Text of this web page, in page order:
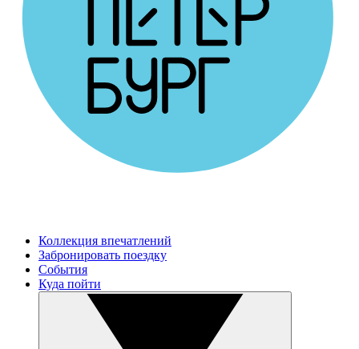
Коллекция впечатлений
Забронировать поездку
События
Куда пойти